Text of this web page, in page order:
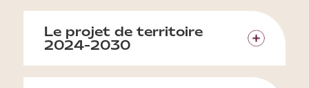
Le projet de territoire
2024-2030